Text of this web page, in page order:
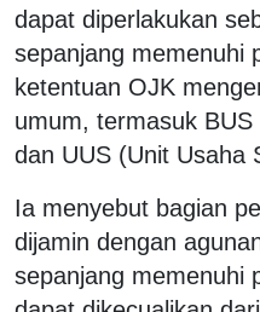
dapat diperlakukan
sepanjang memenuhi
ketentuan OJK
umum, termasuk
dan UUS (Unit Usaha
Ia menyebut bagian
dijamin dengan
sepanjang memenuhi